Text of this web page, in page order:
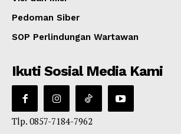
Pedoman Siber
SOP Perlindungan Wartawan
Ikuti Sosial Media Kami
Tlp. 0857-7184-7962